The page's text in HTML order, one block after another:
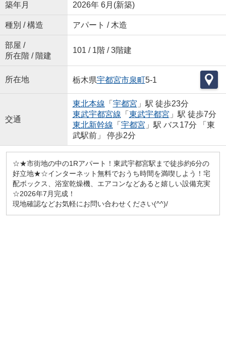
築年月 2026年 6月(新築)
種別 / 構造 アパート / 木造
部屋 /
所在階 / 階建
101 / 1階 / 3階建
所在地 栃木県宇都宮市泉町5-1
交通
東北本線 「 宇都宮 」駅 徒歩23分
東武宇都宮線 「 東武宇都宮 」駅 徒歩7分
東北新幹線 「 宇都宮 」駅 バス17分 「東
武駅前」 停歩2分
☆★市街地の中の1Rアパート！東武宇都宮駅まで徒歩約6分の
好立地★☆インターネット無料でおうち時間を満喫しよう！宅
配ボックス、浴室乾燥機、エアコンなどあると嬉しい設備充実
☆2026年7月完成！
現地確認などお気軽にお問い合わせください(^^)/